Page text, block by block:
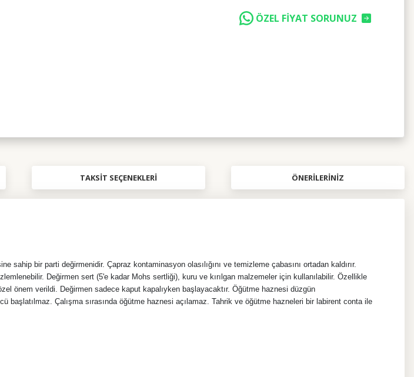
ÖZEL FİYAT SORUNUZ
TAKSIT SEÇENEKLERI ÖNERILERINIZ
sahip bir parti değirmenidir. Çapraz kontaminasyon olasılığını ve temizleme çabasını ortadan kaldırır.
Değirmen sert (5'e kadar Mohs sertliği), kuru ve kırılgan malzemeler için kullanılabilir. Özellikle
önem verildi. Değirmen sadece kaput kapalıyken başlayacaktır. Öğütme haznesi düzgün
başlatılmaz. Çalışma sırasında öğütme haznesi açılamaz. Tahrik ve öğütme hazneleri bir labirent conta ile